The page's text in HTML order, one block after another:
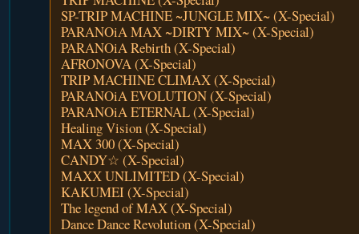
SP-TRIP MACHINE ~JUNGLE MIX~ (X-Special)
PARANOiA MAX ~DIRTY MIX~ (X-Special)
PARANOiA Rebirth (X-Special)
AFRONOVA (X-Special)
TRIP MACHINE CLIMAX (X-Special)
PARANOiA EVOLUTION (X-Special)
PARANOiA ETERNAL (X-Special)
Healing Vision (X-Special)
MAX 300 (X-Special)
CANDY☆ (X-Special)
MAXX UNLIMITED (X-Special)
KAKUMEI (X-Special)
The legend of MAX (X-Special)
Dance Dance Revolution (X-Special)